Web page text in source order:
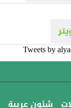
Tweets by
شئون عربية